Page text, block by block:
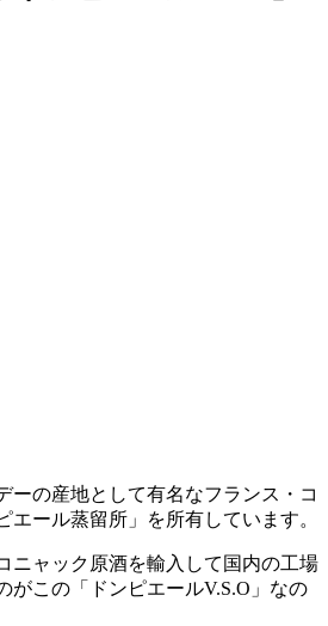
ーの産地として有名なフランス・コ
エール蒸留所」を所有しています。
ニャック原酒を輸入して国内の工場
がこの「ドンピエールV.S.O」なの